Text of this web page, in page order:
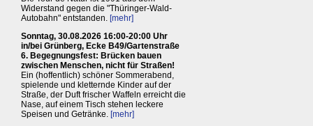
Widerstand gegen die "Thüringer-Wald-
Autobahn" entstanden. [mehr]
Sonntag, 30.08.2026 16:00-20:00 Uhr
in/bei Grünberg, Ecke B49/Gartenstraße
6. Begegnungsfest: Brücken bauen
zwischen Menschen, nicht für Straßen!
Ein (hoffentlich) schöner Sommerabend,
spielende und kletternde Kinder auf der
Straße, der Duft frischer Waffeln erreicht die
Nase, auf einem Tisch stehen leckere
Speisen und Getränke. [mehr]